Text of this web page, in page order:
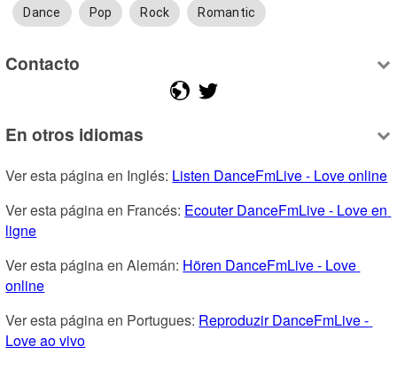
Dance Pop Rock Romantic
Contacto
En otros idiomas
Ver esta página en Inglés: Listen DanceFmLive - Love online
Ver esta página en Francés: Ecouter DanceFmLive - Love en
ligne
Ver esta página en Alemán: Hören DanceFmLive - Love
online
Ver esta página en Portugues: Reproduzir DanceFmLive -
Love ao vivo